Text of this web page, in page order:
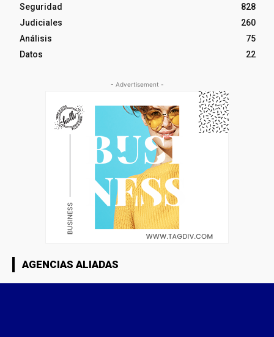
Seguridad
828
Judiciales
260
Análisis
75
Datos
22
- Advertisement -
AGENCIAS ALIADAS